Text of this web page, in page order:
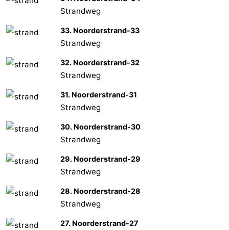
Kop
Kontakt
Strandweg
33. Noorderstrand-33
Strandweg
32. Noorderstrand-32
Strandweg
31. Noorderstrand-31
Strandweg
30. Noorderstrand-30
Strandweg
29. Noorderstrand-29
Strandweg
28. Noorderstrand-28
Strandweg
27. Noorderstrand-27